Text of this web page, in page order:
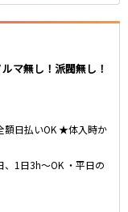
マ無し！派閥無し！
日払いOK ★体入時か
1日3h～OK ・平日の